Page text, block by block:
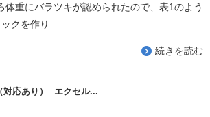
体重にバラツキが認められたので、表1のよう
クを作り...
続きを読む
対応あり）─エクセル...